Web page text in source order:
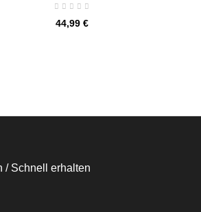
Preis
44,99 €
/ Schnell erhalten